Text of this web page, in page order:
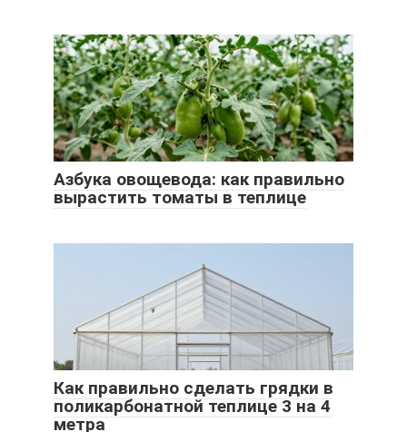
Азбука овощевода: как правильно
вырастить томаты в теплице
Как правильно сделать грядки в
поликарбонатной теплице 3 на 4
метра